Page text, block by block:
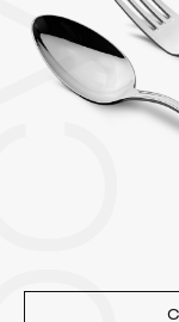
Особенно
позолоченные
переносят
4. Специалисты
реже одного
фланелевой или